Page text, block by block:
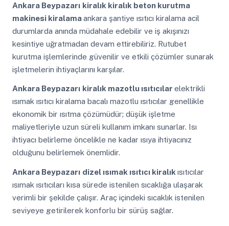
Ankara Beypazarı kiralık kiralık beton kurutma
makinesi kiralamaankara şantiye ısıtıcı kiralama acil
durumlarda anında müdahale edebilir ve iş akışınızı
kesintiye uğratmadan devam ettirebiliriz. Rutubet
kurutma işlemlerinde güvenilir ve etkili çözümler sunarak
işletmelerin ihtiyaçlarını karşılar.
Ankara Beypazarı kiralık mazotlu ısıtıcılar elektrikli
ısımak ısıtıcı kiralama bacalı mazotlu ısıtıcılar genellikle
ekonomik bir ısıtma çözümüdür; düşük işletme
maliyetleriyle uzun süreli kullanım imkanı sunarlar. Isı
ihtiyacı belirleme öncelikle ne kadar ısıya ihtiyacınız
olduğunu belirlemek önemlidir.
Ankara Beypazarı dizel ısımak ısıtıcı kiralık ısıtıcılar
ısımak ısıtıcıları kısa sürede istenilen sıcaklığa ulaşarak
verimli bir şekilde çalışır. Araç içindeki sıcaklık istenilen
seviyeye getirilerek konforlu bir sürüş sağlar.